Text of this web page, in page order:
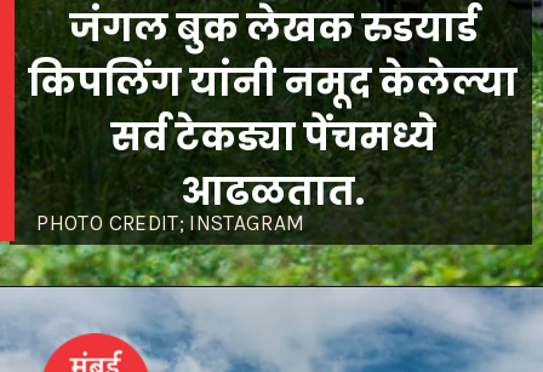
PHOTO CREDIT; INSTAGRAM
जंगल बुक लेखक रुडयार्ड
किपलिंग यांनी नमूद केलेल्या
सर्व टेकड्या पेंचमध्ये
आढळतात.